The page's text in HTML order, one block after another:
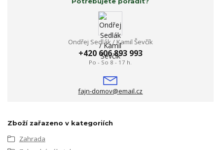
Ondřej Sedlák / Kamil Ševčík
+420 606 893 993
Po - So 8 - 17 h.
fajn-domov@email.cz
Zboží zařazeno v kategoriích
Zahrada